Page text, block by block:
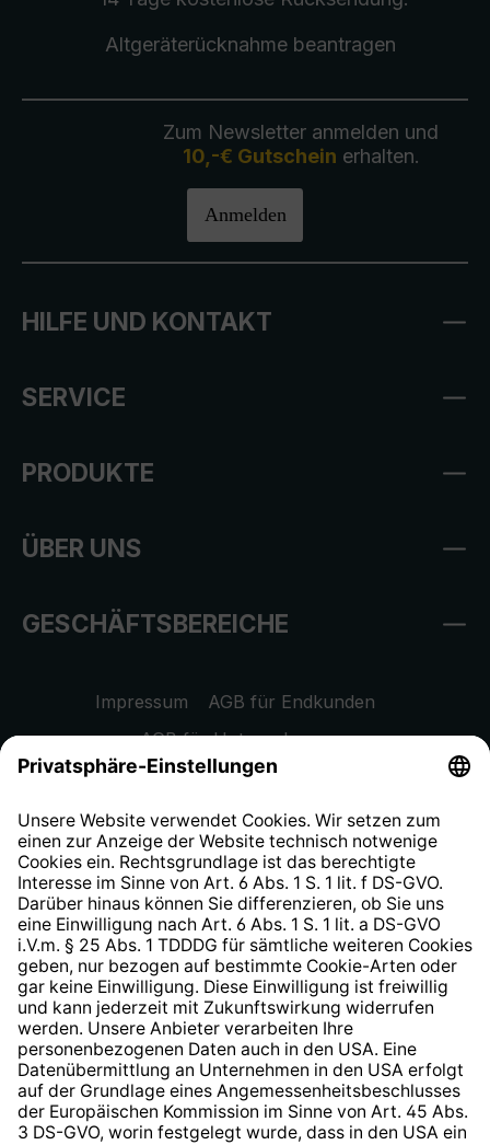
Altgeräterücknahmebeantragen
Zum Newsletter anmelden und
10,-€ Gutschein erhalten.
Anmelden
HILFE UND KONTAKT
SERVICE
PRODUKTE
ÜBER UNS
GESCHÄFTSBEREICHE
Impressum
AGB für Endkunden
AGB für Unternehmen
Datenschutzhinweis
Widerrufsrecht
Hinweisgeberschutzsystem
Barrierefreiheit